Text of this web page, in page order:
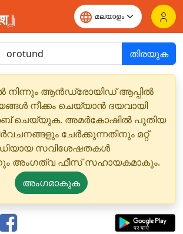
തിരയുക
നിന്നും ആൻഡ്രോയിഡ് ആപ്പിൽ
നീക്കം ചെയ്യാൻ ദയവായി
അമർകോഷിൽ പുതിയ
ചേർക്കുന്നതിനും മറ്റ്
സവിശേഷതകൾ
അംഗത്വ ഫീസ് സഹായകമാകും.
അംഗമാകുക